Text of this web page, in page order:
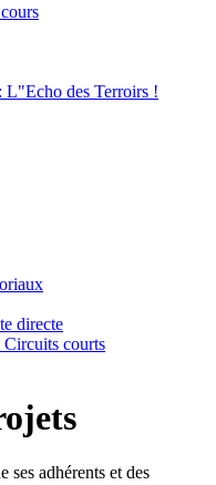
L"Echo des Terroirs !
directe
courts
ses adhérents et des